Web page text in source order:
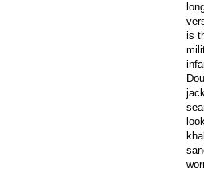
is